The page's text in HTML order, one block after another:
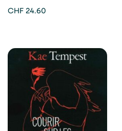
Paix
CHF 24.60